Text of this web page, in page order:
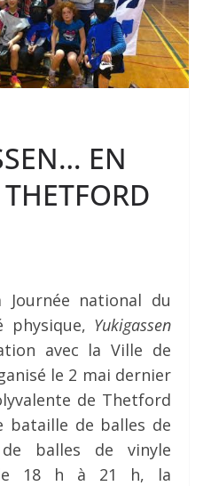
EN
national du
physique, Yukigassen
avec la Ville de
le 2 mai dernier
de Thetford
bataille de balles de
balles de vinyle
18 h à 21 h, la